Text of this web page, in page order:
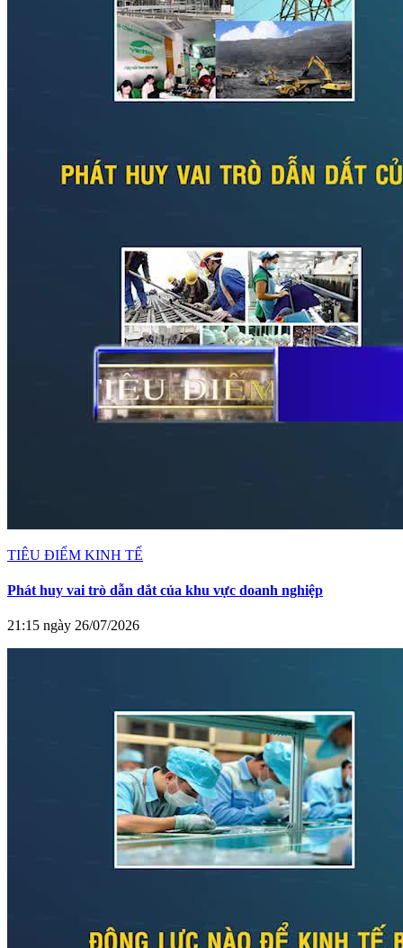
TIÊU ĐIỂM KINH TẾ
Phát huy vai trò dẫn dắt của khu vực doanh nghiệp
21:15 ngày 26/07/2026